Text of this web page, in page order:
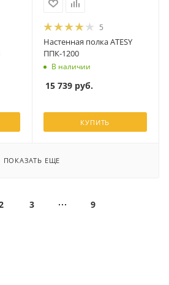
5
Настенная полка ATESY
ППК-1200
В наличии
15 739руб.
КУПИТЬ
ПОКАЗАТЬ ЕЩЕ
3 9